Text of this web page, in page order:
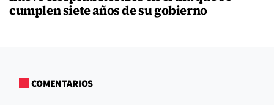
cumplen siete años de su gobierno
COMENTARIOS